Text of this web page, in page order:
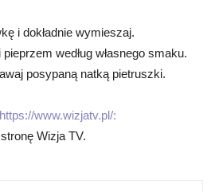
i dokładnie wymieszaj.
według własnego smaku.
posypaną natką pietruszki.
www.wizjatv.pl/:
Wizja TV.